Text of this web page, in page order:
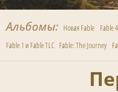
Альбомы Новая Fable Fable 4
Fable 1 и Fable TLC Fable: The Journey